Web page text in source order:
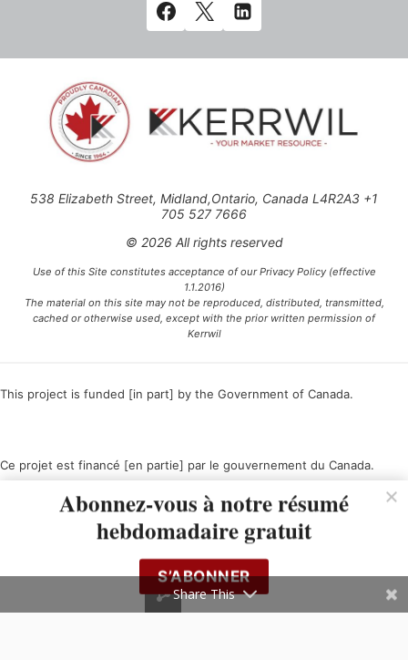
538 Elizabeth Street, Midland,Ontario, Canada L4R2A3 +1
705 527 7666
© 2026 All rights reserved
Use of this Site constitutes acceptance of our Privacy Policy (effective
1.1.2016)
The material on this site may not be reproduced, distributed, transmitted,
cached or otherwise used, except with the prior written permission of
Kerrwil
This project is funded [in part] by the Government of Canada.
Ce projet est financé [en partie] par le gouvernement du Canada.
Abonnez-vous à notre résumé
hebdomadaire gratuit
S’ABONNER
Share This